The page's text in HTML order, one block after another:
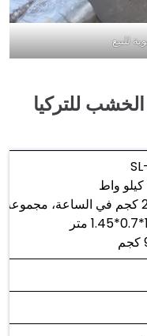
للبيع
للتركيا